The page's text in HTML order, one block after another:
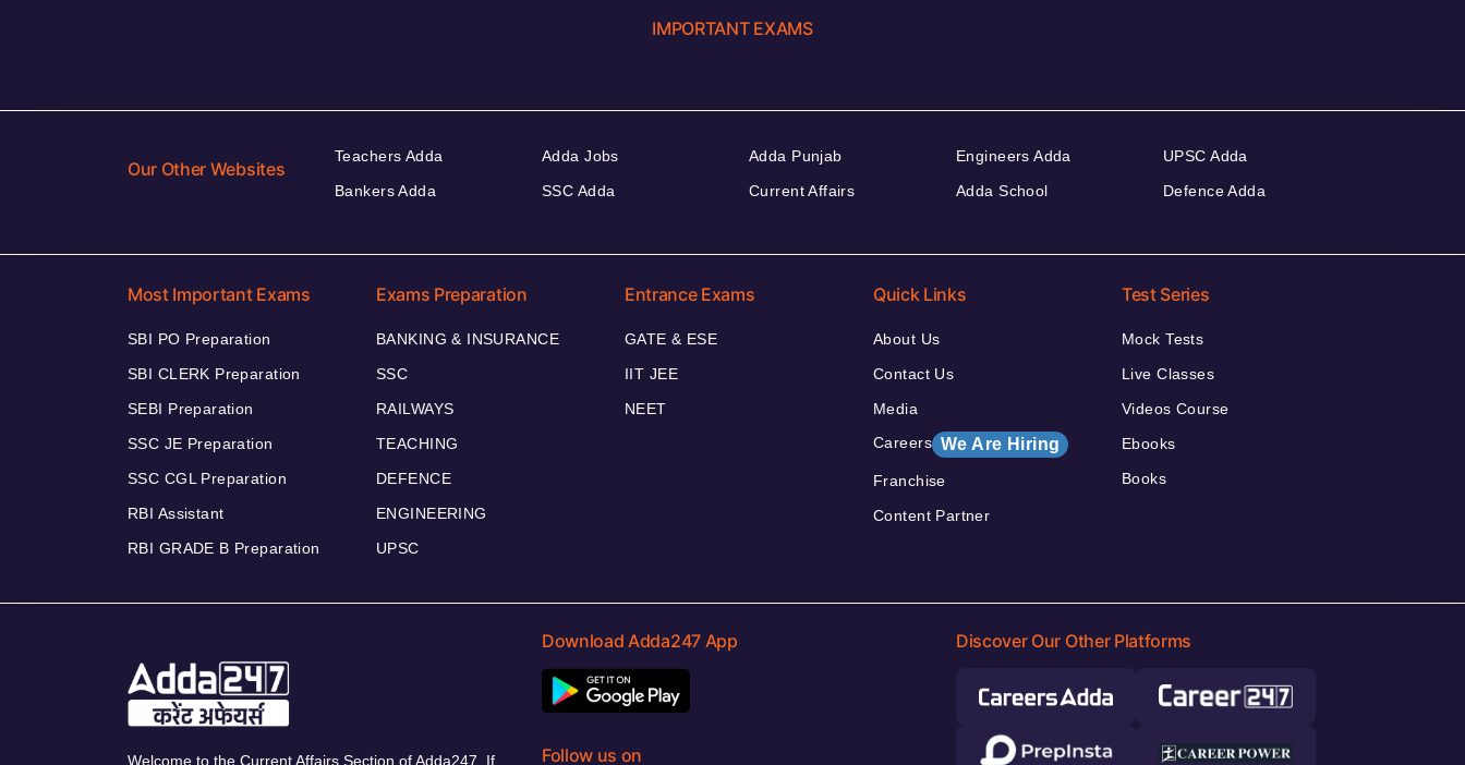
IMPORTANT EXAMS
Our Other Websites
Teachers Adda
Bankers Adda
Adda Jobs
SSC Adda
Adda Punjab
Current Affairs
Engineers Adda
Adda School
UPSC Adda
Defence Adda
Most Important Exams
SBI PO Preparation
SBI CLERK Preparation
SEBI Preparation
SSC JE Preparation
SSC CGL Preparation
RBI Assistant
RBI GRADE B Preparation
Exams Preparation
BANKING & INSURANCE
SSC
RAILWAYS
TEACHING
DEFENCE
ENGINEERING
UPSC
Entrance Exams
GATE & ESE
IIT JEE
NEET
Quick Links
About Us
Contact Us
Media
Careers We Are Hiring
Franchise
Content Partner
Test Series
Mock Tests
Live Classes
Videos Course
Ebooks
Books
Welcome to the Current Affairs Section of Adda247. If
Download Adda247 App
Follow us on
Discover Our Other Platforms